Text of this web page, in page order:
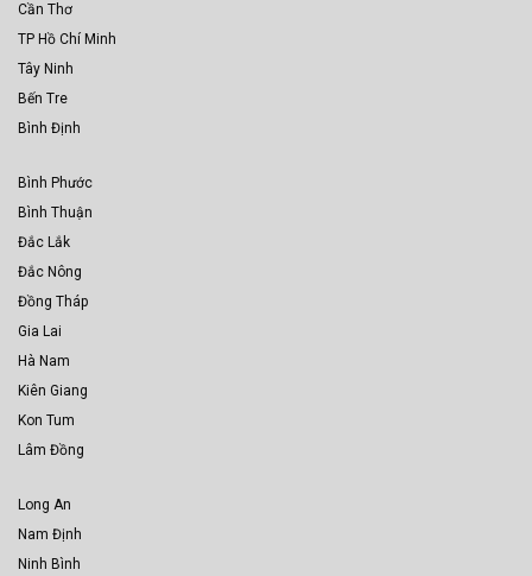
Cần Thơ
TP Hồ Chí Minh
Tây Ninh
Bến Tre
Bình Định
Bình Phước
Bình Thuận
Đắc Lắk
Đắc Nông
Đồng Tháp
Gia Lai
Hà Nam
Kiên Giang
Kon Tum
Lâm Đồng
Long An
Nam Định
Ninh Bình